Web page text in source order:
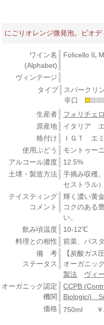
にごりオレンジ微発泡。ビオデ
ワイン名
(Alphabet)
Folicello IL
ヴィンテージ
タイプ
スパークリ
辛口
生産者
フォリチェロ
原産地
イタリア エ
格付け
ＩＧＴ エ
使用ぶどう
モントゥー
アルコール濃度
12.5%
土壌・製造方法
手摘み収穫
セストラル
テイスティング
コメント
輝く濃い黄
コクのある
い。
飲み頃温度
10-12℃
料理との相性
前菜、パス
備 考
【炭酸ガス
ステータス
オーガニッ
製法
ヴィ
オーガニック認定
機関
CCPB
Biologici)
価格
750ml ￥